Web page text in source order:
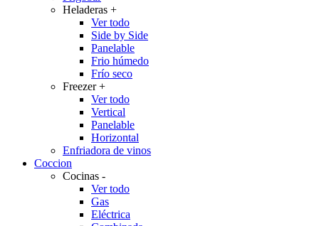
Heladeras +
Ver todo
Side by Side
Panelable
Frio húmedo
Frío seco
Freezer+
Ver todo
Vertical
Panelable
Horizontal
Enfriadora de vinos
Coccion
Cocinas -
Ver todo
Gas
Eléctrica